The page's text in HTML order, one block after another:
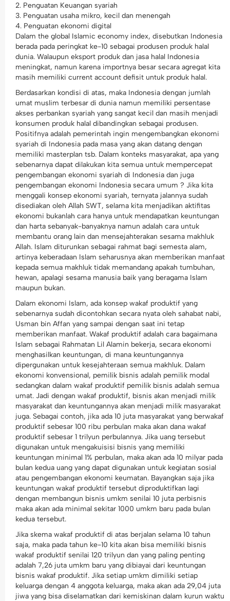
2. Penguatan Keuangan syariah
3. Penguatan usaha mikro, kecil dan menengah
4. Penguatan ekonomi digital
Dalam the global Islamic economy index, disebutkan Indonesia
berada pada peringkat ke-10 sebagai produsen produk halal
dunia. Walaupun eksport produk dan jasa halal Indonesia
meningkat, namun karena importnya besar secara agregat kita
masih memiliki current account defisit untuk produk halal.
Berdasarkan kondisi di atas, maka Indonesia dengan jumlah
umat muslim terbesar di dunia namun memiliki persentase
akses perbankan syariah yang sangat kecil dan masih menjadi
konsumen produk halal dibandingkan sebagai produsen.
Positifnya adalah pemerintah ingin mengembangkan ekonomi
syariah di Indonesia pada masa yang akan datang dengan
memiliki masterplan tsb. Dalam konteks masyarakat, apa yang
sebenarnya dapat dilakukan kita semua untuk mempercepat
pengembangan ekonomi syariah di Indonesia dan juga
pengembangan ekonomi Indonesia secara umum ? Jika kita
menggali konsep ekonomi syariah, ternyata jalannya sudah
disediakan oleh Allah SWT, selama kita menjadikan aktifitas
ekonomi bukanlah cara hanya untuk mendapatkan keuntungan
dan harta sebanyak-banyaknya namun adalah cara untuk
membantu orang lain dan mensejahterakan sesama makhluk
Allah. Islam diturunkan sebagai rahmat bagi semesta alam,
artinya keberadaan Islam seharusnya akan memberikan manfaat
kepada semua makhluk tidak memandang apakah tumbuhan,
hewan, apalagi sesama manusia baik yang beragama Islam
maupun bukan.
Dalam ekonomi Islam, ada konsep wakaf produktif yang
sebenarnya sudah dicontohkan secara nyata oleh sahabat nabi,
Usman bin Affan yang sampai dengan saat ini tetap
memberikan manfaat. Wakaf produktif adalah cara bagaimana
Islam sebagai Rahmatan Lil Alamin bekerja, secara ekonomi
menghasilkan keuntungan, di mana keuntungannya
dipergunakan untuk kesejahteraan semua makhluk. Dalam
ekonomi konvensional, pemilik bisnis adalah pemilik modal
sedangkan dalam wakaf produktif pemilik bisnis adalah semua
umat. Jadi dengan wakaf produktif, bisnis akan menjadi milik
masyarakat dan keuntungannya akan menjadi milik masyarakat
juga. Sebagai contoh, jika ada 10 juta masyarakat yang berwakaf
produktif sebesar 100 ribu perbulan maka akan dana wakaf
produktif sebesar 1 trilyun perbulannya. Jika uang tersebut
digunakan untuk mengakuisisi bisnis yang memiliki
keuntungan minimal 1% perbulan, maka akan ada 10 milyar pada
bulan kedua uang yang dapat digunakan untuk kegiatan sosial
atau pengembangan ekonomi keumatan. Bayangkan saja jika
keuntungan wakaf produktif tersebut diproduktifkan lagi
dengan membangun bisnis umkm senilai 10 juta perbisnis
maka akan ada minimal sekitar 1000 umkm baru pada bulan
kedua tersebut.
Jika skema wakaf produktif di atas berjalan selama 10 tahun
saja, maka pada tahun ke-10 kita akan bisa memiliki bisnis
wakaf produktif senilai 120 trilyun dan yang paling penting
adalah 7,26 juta umkm baru yang dibiayai dari keuntungan
bisnis wakaf produktif. Jika setiap umkm dimiliki setiap
keluarga dengan 4 anggota keluarga, maka akan ada 29,04 juta
jiwa yang bisa diselamatkan dari kemiskinan dalam kurun waktu